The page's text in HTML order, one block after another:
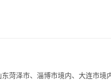
菏泽市、淄博市境内、大连市境